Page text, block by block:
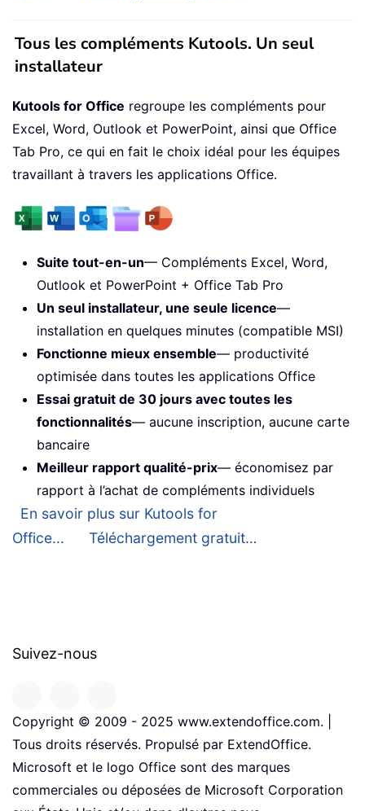
Tous les compléments Kutools. Un seul
installateur
Kutools for Office regroupe les compléments pour
Excel, Word, Outlook et PowerPoint, ainsi que Office
Tab Pro, ce qui en fait le choix idéal pour les équipes
travaillant à travers les applications Office.
Suite tout-en-un— Compléments Excel, Word,
Outlook et PowerPoint + Office Tab Pro
Un seul installateur, une seule licence—
installation en quelques minutes (compatible MSI)
Fonctionne mieux ensemble— productivité
optimisée dans toutes les applications Office
Essai gratuit de 30 jours avec toutes les
fonctionnalités— aucune inscription, aucune carte
bancaire
Meilleur rapport qualité-prix— économisez par
rapport à l’achat de compléments individuels
En savoir plus sur Kutools for
Office...
Téléchargement gratuit…
Suivez-nous
Copyright © 2009 - 2025 www.extendoffice.com. |
Tous droits réservés. Propulsé par ExtendOffice.
Microsoft et le logo Office sont des marques
commerciales ou déposées de Microsoft Corporation